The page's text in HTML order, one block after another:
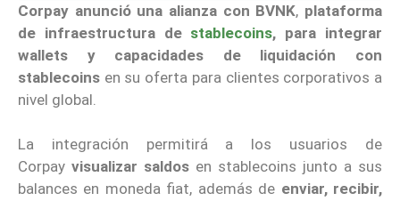
Corpay anunció una alianza con BVNK, plataforma
de infraestructura de stablecoins, para integrar
wallets y capacidades de liquidación con
stablecoins en su oferta para clientes corporativos a
nivel global.
La integración permitirá a los usuarios de
Corpay visualizar saldos en stablecoins junto a sus
balances en moneda fiat, además de enviar, recibir,